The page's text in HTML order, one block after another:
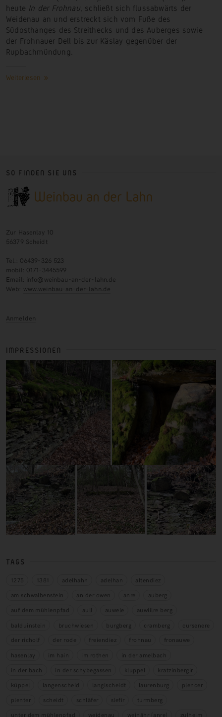
heute In der Frohnau, schließt sich flussabwärts der
Weidenau an und erstreckt sich vom Fuße des
Südosthanges des Streithecks und des Auberges sowie
der Frohnauer Dell bis zur Käslay gegenüber der
Rupbachmündung.
Weiterlesen
SO FINDEN SIE UNS
Zur Hasenlay 10
56379 Scheidt
Tel.: 06439-326 523
mobil: 0171-3445599
Email: info@weinbau-an-der-lahn.de
Web: www.weinbau-an-der-lahn.de
Anmelden
IMPRESSIONEN
TAGS
1275 1381 adelhahn adelhan
altendiez
am schwalbenstein
an der owen anre
auberg
auf dem mühlenpfad
aull auwele
auwiilre berg
balduinstein
bruchwiesen burgberg cramberg
cursenere
der richolf
der rode freiendiez frohnau
fronauwe
hasenlay
im hain im rothen
in der amelbach
in der bach
in der schybegassen kluppel
kratzinbergir
küppel
langenscheid langischeidt laurenburg
plencer
plenter
scheidt schläfer slefir
turmberg
unter dem mühlenpfad
weidenau weinähr (anre) zulheim